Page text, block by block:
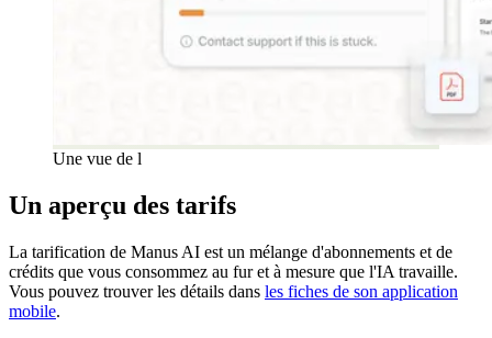
Une vue de l
Un aperçu des tarifs
La tarification de Manus AI est un mélange d'abonnements et de
crédits que vous consommez au fur et à mesure que l'IA travaille.
Vous pouvez trouver les détails dans les fiches de son application
mobile.